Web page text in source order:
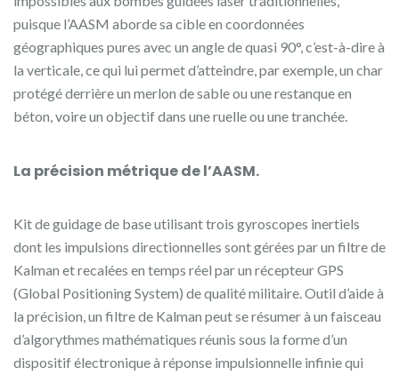
puisque l’AASM aborde sa cible en coordonnées
géographiques pures avec un angle de quasi 90°, c’est-à-dire à
la verticale, ce qui lui permet d’atteindre, par exemple, un char
protégé derrière un merlon de sable ou une restanque en
béton, voire un objectif dans une ruelle ou une tranchée.
La précision métrique de l’AASM.
Kit de guidage de base utilisant trois gyroscopes inertiels
dont les impulsions directionnelles sont gérées par un filtre de
Kalman et recalées en temps réel par un récepteur GPS
(Global Positioning System) de qualité militaire. Outil d’aide à
la précision, un filtre de Kalman peut se résumer à un faisceau
d’algorythmes mathématiques réunis sous la forme d’un
dispositif électronique à réponse impulsionnelle infinie qui